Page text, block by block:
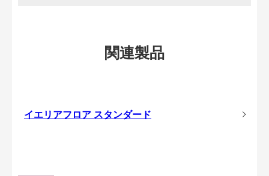
関連製品
イエリアフロア スタンダード